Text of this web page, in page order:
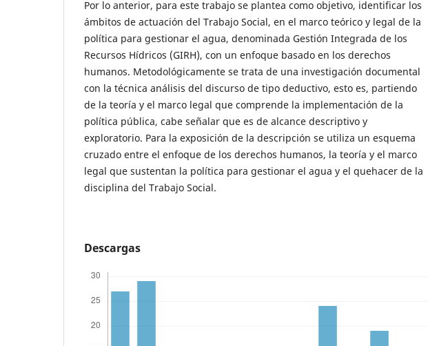
Por lo anterior, para este trabajo se plantea como objetivo, identificar los
ámbitos de actuación del Trabajo Social, en el marco teórico y legal de la
política para gestionar el agua, denominada Gestión Integrada de los
Recursos Hídricos (GIRH), con un enfoque basado en los derechos
humanos. Metodológicamente se trata de una investigación documental
con la técnica análisis del discurso de tipo deductivo, esto es, partiendo
de la teoría y el marco legal que comprende la implementación de la
política pública, cabe señalar que es de alcance descriptivo y
exploratorio. Para la exposición de la descripción se utiliza un esquema
cruzado entre el enfoque de los derechos humanos, la teoría y el marco
legal que sustentan la política para gestionar el agua y el quehacer de la
disciplina del Trabajo Social.
Descargas